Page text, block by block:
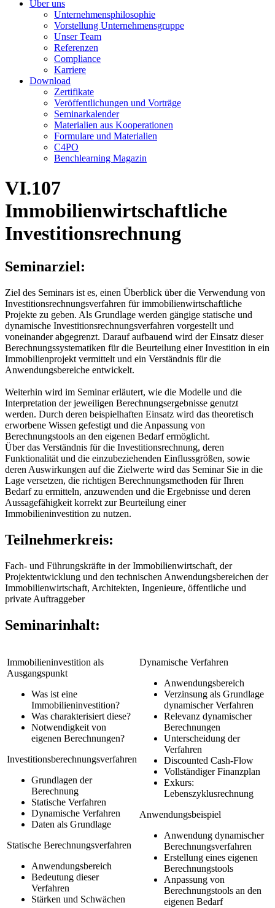
Über uns
Unternehmensphilosophie
Vorstellung Unternehmensgruppe
Unser Team
Referenzen
Compliance
Karriere
Download
Zertifikate
Veröffentlichungen und Vorträge
Seminarkalender
Materialien aus Kooperationen
Formulare und Materialien
C4PO
Benchlearning Magazin
VI.107
Immobilienwirtschaftliche
Investitionsrechnung
Seminarziel:
Ziel des Seminars ist es, einen Überblick über die Verwendung von
Investitionsrechnungsverfahren für immobilienwirtschaftliche
Projekte zu geben. Als Grundlage werden gängige statische und
dynamische Investitionsrechnungsverfahren vorgestellt und
voneinander abgegrenzt. Darauf aufbauend wird der Einsatz dieser
Berechnungssystematiken für die Beurteilung einer Investition in ein
Immobilienprojekt vermittelt und ein Verständnis für die
Anwendungsbereiche entwickelt.
Weiterhin wird im Seminar erläutert, wie die Modelle und die
Interpretation der jeweiligen Berechnungsergebnisse genutzt
werden. Durch deren beispielhaften Einsatz wird das theoretisch
erworbene Wissen gefestigt und die Anpassung von
Berechnungstools an den eigenen Bedarf ermöglicht.
Über das Verständnis für die Investitionsrechnung, deren
Funktionalität und die einzubeziehenden Einflussgrößen, sowie
deren Auswirkungen auf die Zielwerte wird das Seminar Sie in die
Lage versetzen, die richtigen Berechnungsmethoden für Ihren
Bedarf zu ermitteln, anzuwenden und die Ergebnisse und deren
Aussagefähigkeit korrekt zur Beurteilung einer
Immobilieninvestition zu nutzen.
Teilnehmerkreis:
Fach- und Führungskräfte in der Immobilienwirtschaft, der
Projektentwicklung und den technischen Anwendungsbereichen der
Immobilienwirtschaft, Architekten, Ingenieure, öffentliche und
private Auftraggeber
Seminarinhalt:
Immobilieninvestition als
Ausgangspunkt
Was ist eine
Immobilieninvestition?
Was charakterisiert diese?
Notwendigkeit von
eigenen Berechnungen?
Investitionsberechnungsverfahren
Grundlagen der
Berechnung
Statische Verfahren
Dynamische Verfahren
Daten als Grundlage
Statische Berechnungsverfahren
Anwendungsbereich
Bedeutung dieser
Verfahren
Stärken und Schwächen
Dynamische Verfahren
Anwendungsbereich
Verzinsung als Grundlage
dynamischer Verfahren
Relevanz dynamischer
Berechnungen
Unterscheidung der
Verfahren
Discounted Cash-Flow
Vollständiger Finanzplan
Exkurs:
Lebenszyklusrechnung
Anwendungsbeispiel
Anwendung dynamischer
Berechnungsverfahren
Erstellung eines eigenen
Berechnungstools
Anpassung von
Berechnungstools an den
eigenen Bedarf